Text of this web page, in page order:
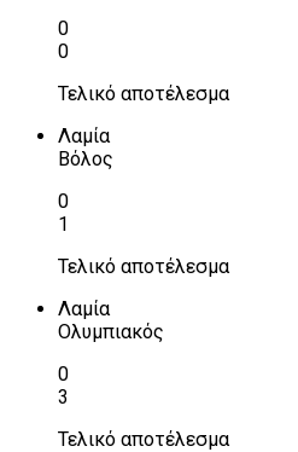
0
0
Τελικό αποτέλεσμα
Λαμία
Βόλος
0
1
Τελικό αποτέλεσμα
Λαμία
Ολυμπιακός
0
3
Τελικό αποτέλεσμα